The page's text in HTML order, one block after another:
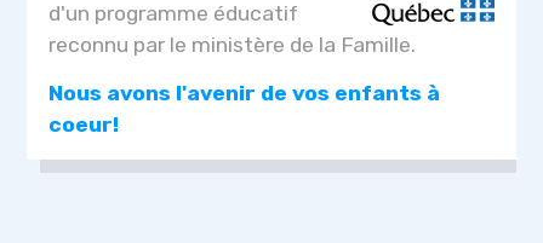
d'un programme éducatif
reconnu par le ministère de la Famille.
Nous avons l'avenir de vos enfants à
coeur!